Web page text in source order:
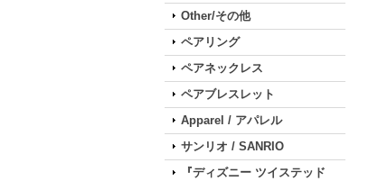
Other/その他
ペアリング
ペアネックレス
ペアブレスレット
Apparel / アパレル
サンリオ / SANRIO
『ディズニー ツイステッド